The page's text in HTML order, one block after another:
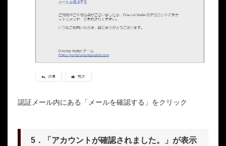
認証メール内にある「メールを確認する」をクリック
5．「アカウントが確認されました。」が表示